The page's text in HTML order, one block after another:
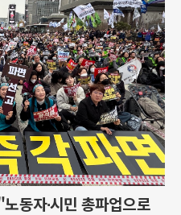
동자∙시민 총파업으로